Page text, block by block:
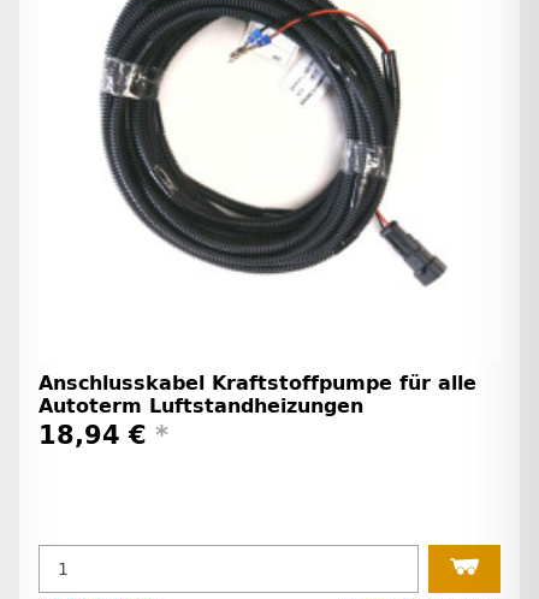
Anschlusskabel Kraftstoffpumpe für alle
Autoterm Luftstandheizungen
18,94 € *